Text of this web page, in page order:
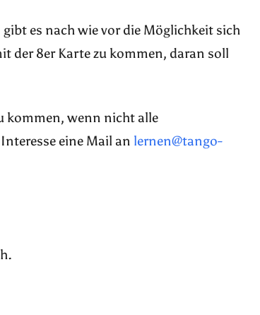
es nach wie vor die Möglichkeit sich
der 8er Karte zu kommen, daran soll
kommen, wenn nicht alle
eine Mail an lernen@tango-